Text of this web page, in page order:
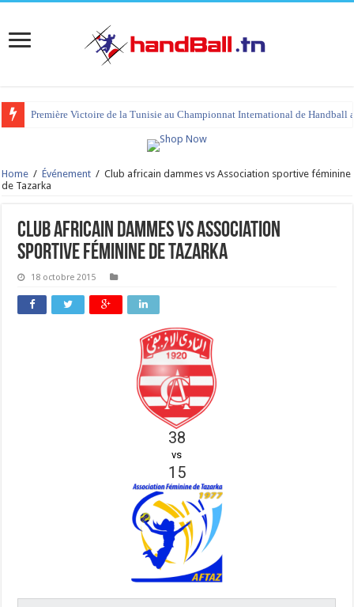
Première Victoire de la Tunisie au Championnat International de Handball
Home / Événement / Club africain dammes vs Association sportive féminine
de Tazarka
Club africain dammes vs Association
sportive féminine de Tazarka
18 octobre 2015
38
vs
15